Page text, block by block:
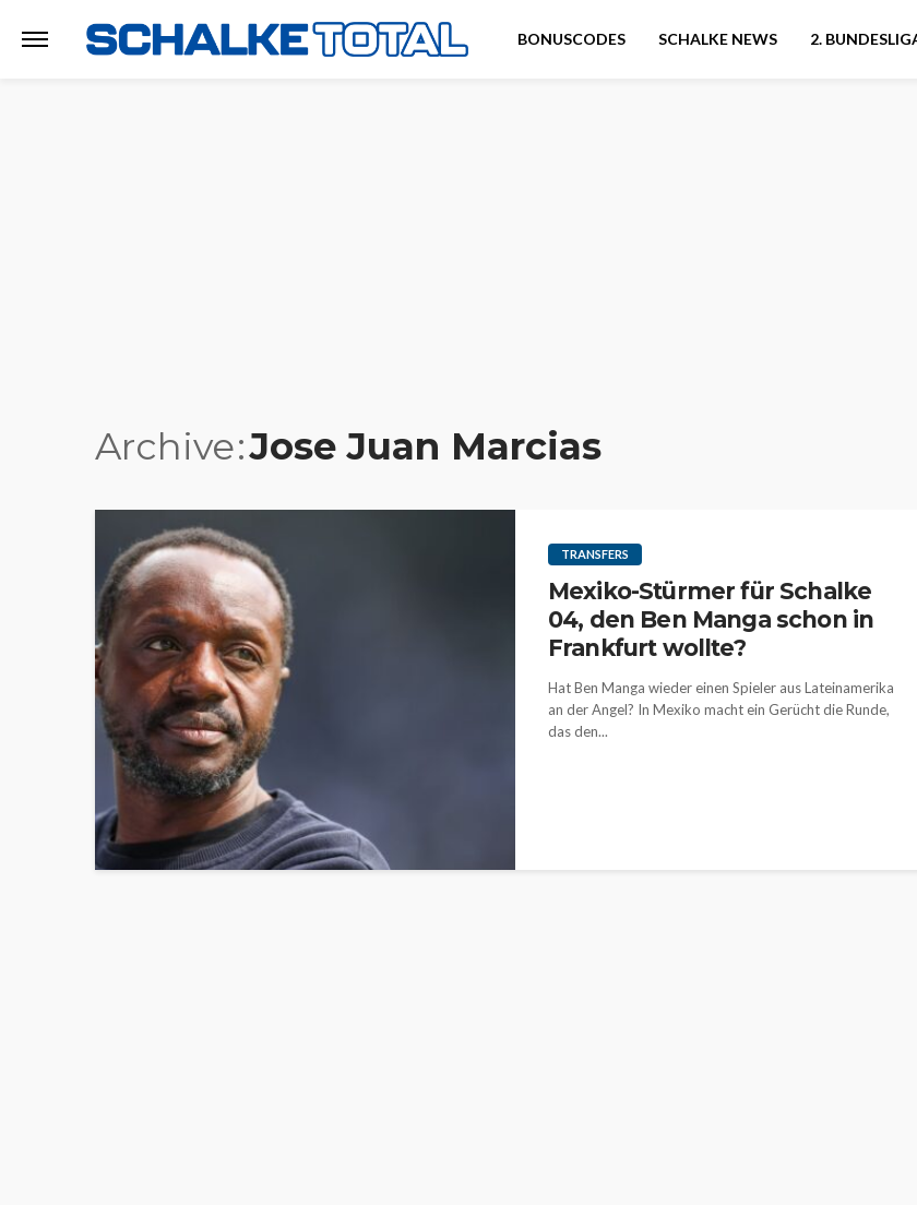
BONUSCODES SCHALKE NEWS 2.
Archive Jose Juan Marcias
TRANSFERS
Mexiko-Stürmer für Schalke
04, den Ben Manga schon in
Frankfurt wollte?
Hat Ben Manga wieder einen Spieler aus Lateinamerika
an der Angel? In Mexiko macht ein Gerücht die Runde,
das den...